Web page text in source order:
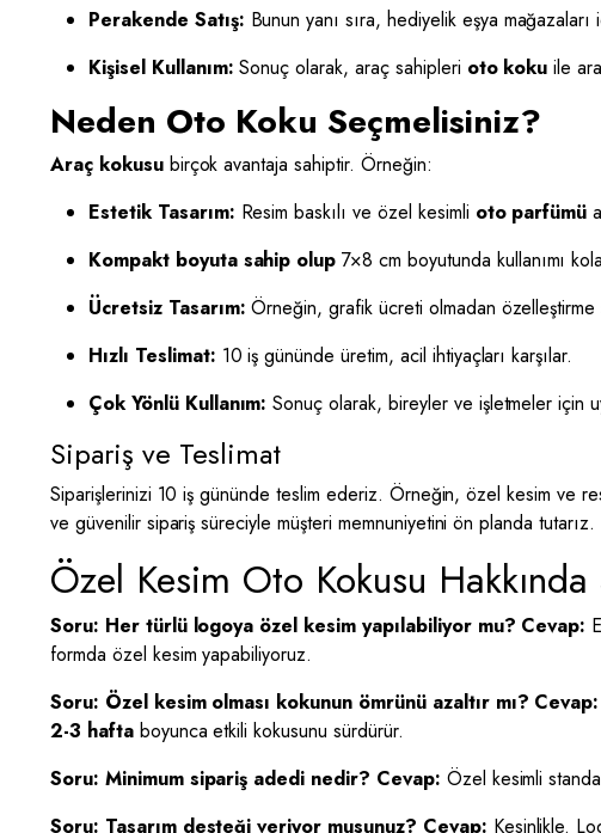
Perakende Satış: Bunun yanı sıra, hediyelik eşya
Kişisel Kullanım: Sonuç olarak, araç sahipleri oto koku ile
Neden Oto Koku Seçmelisiniz?
Araç kokusubirçok avantaja sahiptir. Örneğin:
Estetik Tasarım: Resim baskılı ve özel kesimli oto parfümü
Kompakt boyuta sahip olup 7×8 cm boyutunda kullanımı
Ücretsiz Tasarım: Örneğin, grafik ücreti olmadan özelleştirme
Hızlı Teslimat: 10 iş gününde üretim, acil ihtiyaçları karşılar.
Çok Yönlü Kullanım: Sonuç olarak, bireyler ve işletmeler için
Sipariş ve Teslimat
Siparişlerinizi 10 iş gününde teslim ederiz. Örneğin, özel kesim ve
ve güvenilir sipariş süreciyle müşteri memnuniyetini ön planda tutarız.
Özel Kesim Oto Kokusu
Soru: Her türlü logoya özel kesim yapılabiliyor mu? Cevap:
formda özel kesim yapabiliyoruz.
Soru: Özel kesim olması kokunun ömrünü azaltır mı? Cevap:
2-3 haftaboyunca etkili kokusunu sürdürür.
Soru: Minimum sipariş adedi nedir? Cevap: Özel kesimli
Soru: Tasarım desteği veriyor musunuz? Cevap: Kesinlikle.